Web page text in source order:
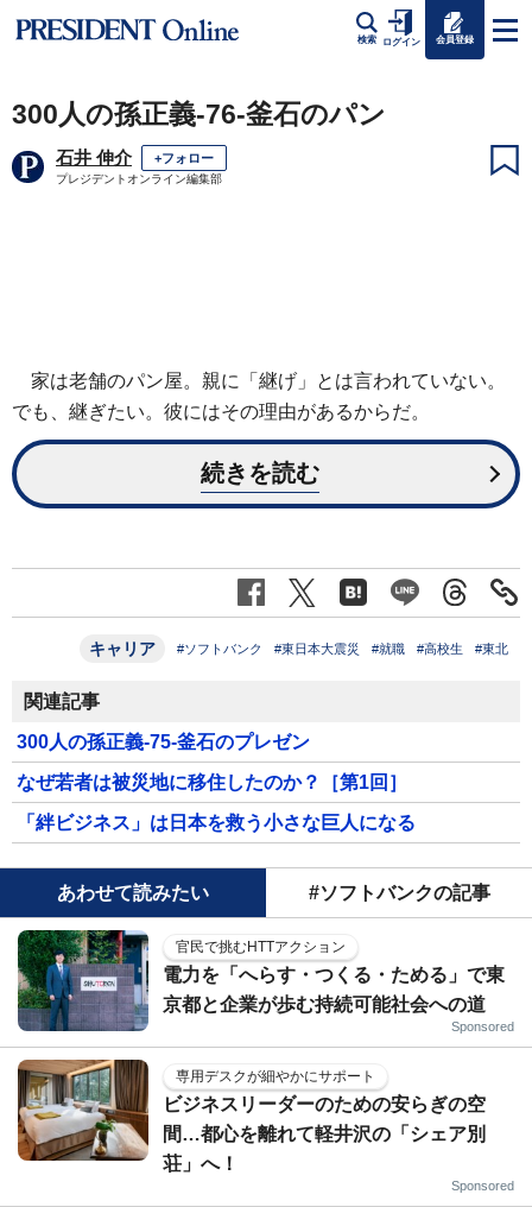
検索 ログイン 会員登録
300人の孫正義-76-釜石のパン
石井 伸介 +フォロー
プレジデントオンライン編集部
家は老舗のパン屋。親に「継げ」とは言われていない。
でも、継ぎたい。彼にはその理由があるからだ。
続きを読む
キャリア #ソフトバンク #東日本大震災 #就職 #高校生 #東北
関連記事
300人の孫正義-75-釜石のプレゼン
なぜ若者は被災地に移住したのか？［第1回］
「絆ビジネス」は日本を救う小さな巨人になる
あわせて読みたい #ソフトバンクの記事
官民で挑むHTTアクション
電力を「へらす・つくる・ためる」で東
京都と企業が歩む持続可能社会への道
Sponsored
専用デスクが細やかにサポート
ビジネスリーダーのための安らぎの空
間…都心を離れて軽井沢の「シェア別
荘」へ！
Sponsored